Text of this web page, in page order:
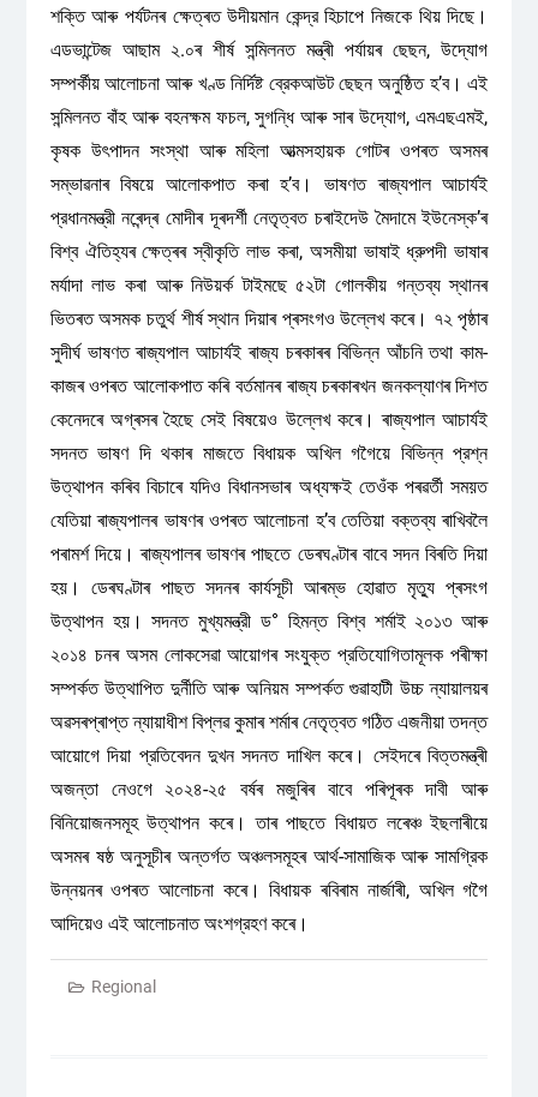
শক্তি আৰু পৰ্যটনৰ ক্ষেত্ৰত উদীয়মান কেন্দ্র হিচাপে নিজকে থিয় দিছে।
এডভান্টেজ আছাম ২.০ৰ শীৰ্ষ সন্মিলনত মন্ত্ৰী পৰ্যায়ৰ ছেছন, উদ্যোগ
সম্পৰ্কীয় আলোচনা আৰু খণ্ড নির্দিষ্ট ব্রেকআউট ছেছন অনুষ্ঠিত হ’ব। এই
সন্মিলনত বাঁহ আৰু বহনক্ষম ফচল, সুগন্ধি আৰু সাৰ উদ্যোগ, এমএছএমই,
কৃষক উৎপাদন সংস্থা আৰু মহিলা আত্মসহায়ক গোটৰ ওপৰত অসমৰ
সম্ভাৱনাৰ বিষয়ে আলোকপাত কৰা হ’ব। ভাষণত ৰাজ্যপাল আচাৰ্যই
প্রধানমন্ত্রী নৰেন্দ্ৰ মোদীৰ দূৰদৰ্শী নেতৃত্বত চৰাইদেউ মৈদামে ইউনেস্ক’ৰ
বিশ্ব ঐতিহ্যৰ ক্ষেত্ৰৰ স্বীকৃতি লাভ কৰা, অসমীয়া ভাষাই ধ্রুপদী ভাষাৰ
মৰ্যাদা লাভ কৰা আৰু নিউয়র্ক টাইমছে ৫২টা গোলকীয় গন্তব্য স্থানৰ
ভিতৰত অসমক চতুৰ্থ শীর্ষ স্থান দিয়াৰ প্ৰসংগও উল্লেখ কৰে। ৭২ পৃষ্ঠাৰ
সুদীর্ঘ ভাষণত ৰাজ্যপাল আচাৰ্যই ৰাজ্য চৰকাৰৰ বিভিন্ন আঁচনি তথা কাম-
কাজৰ ওপৰত আলোকপাত কৰি বৰ্তমানৰ ৰাজ্য চৰকাৰখন জনকল্যাণৰ দিশত
কেনেদৰে অগ্ৰসৰ হৈছে সেই বিষয়েও উল্লেখ কৰে। ৰাজ্যপাল আচার্যই
সদনত ভাষণ দি থকাৰ মাজতে বিধায়ক অখিল গগৈয়ে বিভিন্ন প্রশ্ন
উত্থাপন কৰিব বিচাৰে যদিও বিধানসভাৰ অধ্যক্ষই তেওঁক পৰৱৰ্তী সময়ত
যেতিয়া ৰাজ্যপালৰ ভাষণৰ ওপৰত আলোচনা হ’ব তেতিয়া বক্তব্য ৰাখিবলৈ
পৰামৰ্শ দিয়ে। ৰাজ্যপালৰ ভাষণৰ পাছতে ডেৰঘণ্টাৰ বাবে সদন বিৰতি দিয়া
হয়। ডেৰঘণ্টাৰ পাছত সদনৰ কাৰ্যসূচী আৰম্ভ হোৱাত মৃত্যু প্ৰসংগ
উত্থাপন হয়। সদনত মুখ্যমন্ত্রী ড° হিমন্ত বিশ্ব শর্মাই ২০১৩ আৰু
২০১৪ চনৰ অসম লোকসেৱা আয়োগৰ সংযুক্ত প্রতিযোগিতামূলক পৰীক্ষা
সম্পৰ্কত উত্থাপিত দুর্নীতি আৰু অনিয়ম সম্পর্কত গুৱাহাটী উচ্চ ন্যায়ালয়ৰ
অৱসৰপ্ৰাপ্ত ন্যায়াধীশ বিপ্লৱ কুমাৰ শৰ্মাৰ নেতৃত্বত গঠিত এজনীয়া তদন্ত
আয়োগে দিয়া প্রতিবেদন দুখন সদনত দাখিল কৰে। সেইদৰে বিত্তমন্ত্ৰী
অজন্তা নেওগে ২০২৪-২৫ বৰ্ষৰ মজুৰিৰ বাবে পৰিপূৰক দাবী আৰু
বিনিয়োজনসমূহ উত্থাপন কৰে। তাৰ পাছতে বিধায়ত লৰেঞ্চ ইছলাৰীয়ে
অসমৰ ষষ্ঠ অনুসূচীৰ অন্তৰ্গত অঞ্চলসমূহৰ আৰ্থ-সামাজিক আৰু সামগ্রিক
উন্নয়নৰ ওপৰত আলোচনা কৰে। বিধায়ক ৰবিৰাম নাৰ্জাৰী, অখিল গগৈ
আদিয়েও এই আলোচনাত অংশগ্রহণ কৰে।
Regional